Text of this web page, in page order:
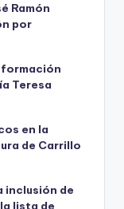
Ramón
por
Teresa
en la
de Carrillo
inclusión de
lista de